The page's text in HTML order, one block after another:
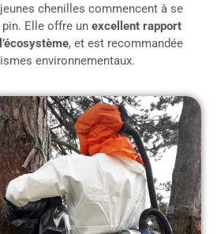
chenilles commencent à se
Elle offre un excellent rapport
, et est recommandée
environnementaux.